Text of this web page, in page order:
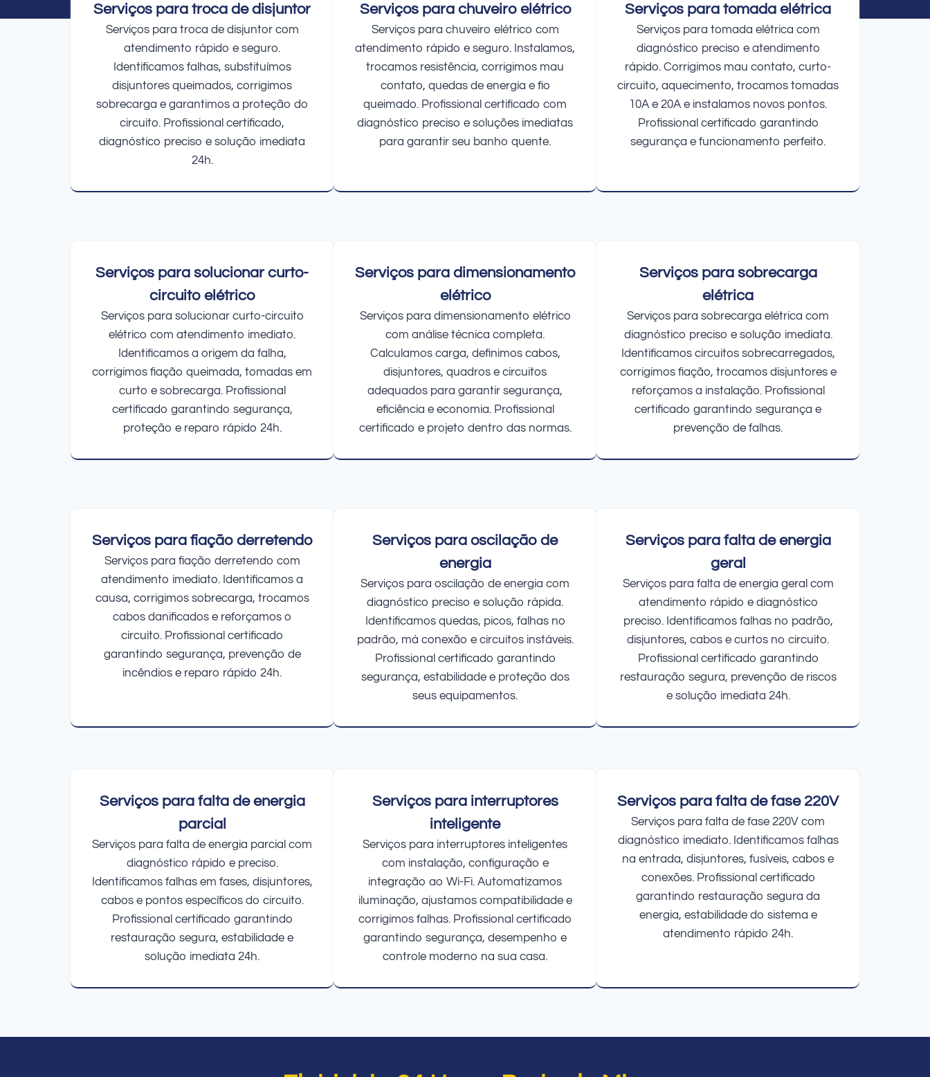
Serviços para troca de disjuntor
Serviços para troca de disjuntor com
atendimento rápido e seguro.
Identificamos falhas, substituímos
disjuntores queimados, corrigimos
sobrecarga e garantimos a proteção do
circuito. Profissional certificado,
diagnóstico preciso e solução imediata
24h.
Serviços para chuveiro elétrico
Serviços para chuveiro elétrico com
atendimento rápido e seguro. Instalamos,
trocamos resistência, corrigimos mau
contato, quedas de energia e fio
queimado. Profissional certificado com
diagnóstico preciso e soluções imediatas
para garantir seu banho quente.
Serviços para tomada elétrica
Serviços para tomada elétrica com
diagnóstico preciso e atendimento
rápido. Corrigimos mau contato, curto-
circuito, aquecimento, trocamos tomadas
10A e 20A e instalamos novos pontos.
Profissional certificado garantindo
segurança e funcionamento perfeito.
Serviços para solucionar curto-
circuito elétrico
Serviços para solucionar curto-circuito
elétrico com atendimento imediato.
Identificamos a origem da falha,
corrigimos fiação queimada, tomadas em
curto e sobrecarga. Profissional
certificado garantindo segurança,
proteção e reparo rápido 24h.
Serviços para dimensionamento
elétrico
Serviços para dimensionamento elétrico
com análise técnica completa.
Calculamos carga, definimos cabos,
disjuntores, quadros e circuitos
adequados para garantir segurança,
eficiência e economia. Profissional
certificado e projeto dentro das normas.
Serviços para sobrecarga
elétrica
Serviços para sobrecarga elétrica com
diagnóstico preciso e solução imediata.
Identificamos circuitos sobrecarregados,
corrigimos fiação, trocamos disjuntores e
reforçamos a instalação. Profissional
certificado garantindo segurança e
prevenção de falhas.
Serviços para fiação derretendo
Serviços para fiação derretendo com
atendimento imediato. Identificamos a
causa, corrigimos sobrecarga, trocamos
cabos danificados e reforçamos o
circuito. Profissional certificado
garantindo segurança, prevenção de
incêndios e reparo rápido 24h.
Serviços para oscilação de
energia
Serviços para oscilação de energia com
diagnóstico preciso e solução rápida.
Identificamos quedas, picos, falhas no
padrão, má conexão e circuitos instáveis.
Profissional certificado garantindo
segurança, estabilidade e proteção dos
seus equipamentos.
Serviços para falta de energia
geral
Serviços para falta de energia geral com
atendimento rápido e diagnóstico
preciso. Identificamos falhas no padrão,
disjuntores, cabos e curtos no circuito.
Profissional certificado garantindo
restauração segura, prevenção de riscos
e solução imediata 24h.
Serviços para falta de energia
parcial
Serviços para falta de energia parcial com
diagnóstico rápido e preciso.
Identificamos falhas em fases, disjuntores,
cabos e pontos específicos do circuito.
Profissional certificado garantindo
restauração segura, estabilidade e
solução imediata 24h.
Serviços para interruptores
inteligente
Serviços para interruptores inteligentes
com instalação, configuração e
integração ao Wi-Fi. Automatizamos
iluminação, ajustamos compatibilidade e
corrigimos falhas. Profissional certificado
garantindo segurança, desempenho e
controle moderno na sua casa.
Serviços para falta de fase 220V
Serviços para falta de fase 220V com
diagnóstico imediato. Identificamos falhas
na entrada, disjuntores, fusíveis, cabos e
conexões. Profissional certificado
garantindo restauração segura da
energia, estabilidade do sistema e
atendimento rápido 24h.